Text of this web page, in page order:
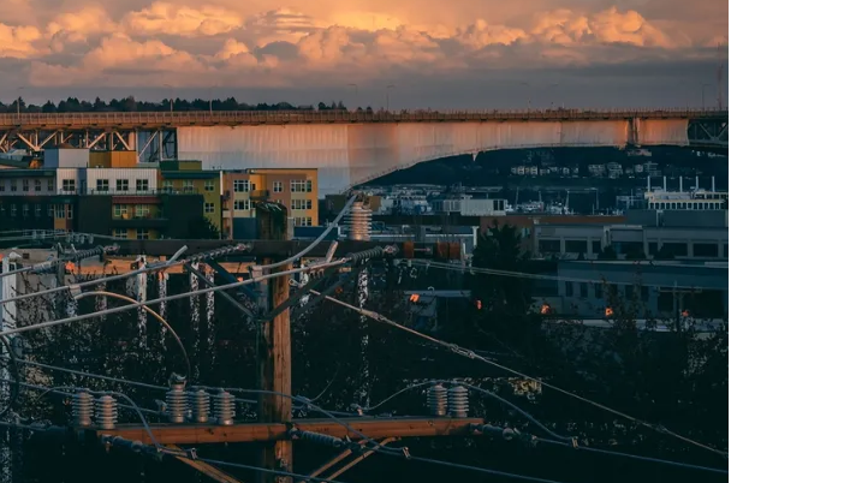
Caieiras Franco da RochaFrancisco Morato Taboão da SerraEmbu das ArtesSão Roque